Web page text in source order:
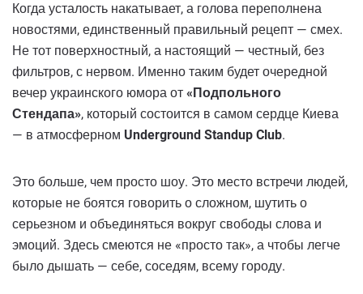
Когда усталость накатывает, а голова переполнена
новостями, единственный правильный рецепт — смех.
Не тот поверхностный, а настоящий — честный, без
фильтров, с нервом. Именно таким будет очередной
вечер украинского юмора от «Подпольного
Стендапа», который состоится в самом сердце Киева
— в атмосферном Underground Standup Club.
Это больше, чем просто шоу. Это место встречи людей,
которые не боятся говорить о сложном, шутить о
серьезном и объединяться вокруг свободы слова и
эмоций. Здесь смеются не «просто так», а чтобы легче
было дышать — себе, соседям, всему городу.